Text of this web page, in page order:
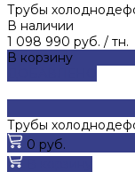
Трубы
В наличии
1 098 990 руб. / тн.
В корзину
Трубы
0 руб.